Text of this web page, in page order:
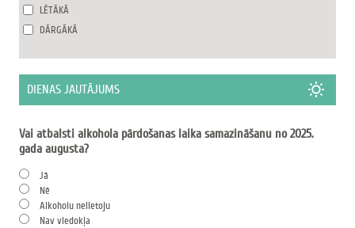
LĒTĀKĀ
DĀRGĀKĀ
DIENAS JAUTĀJUMS
Vai atbalsti alkohola pārdošanas laika samazināšanu no 2025.
gada augusta?
Jā
Nē
Alkoholu nelietoju
Nav viedokļa